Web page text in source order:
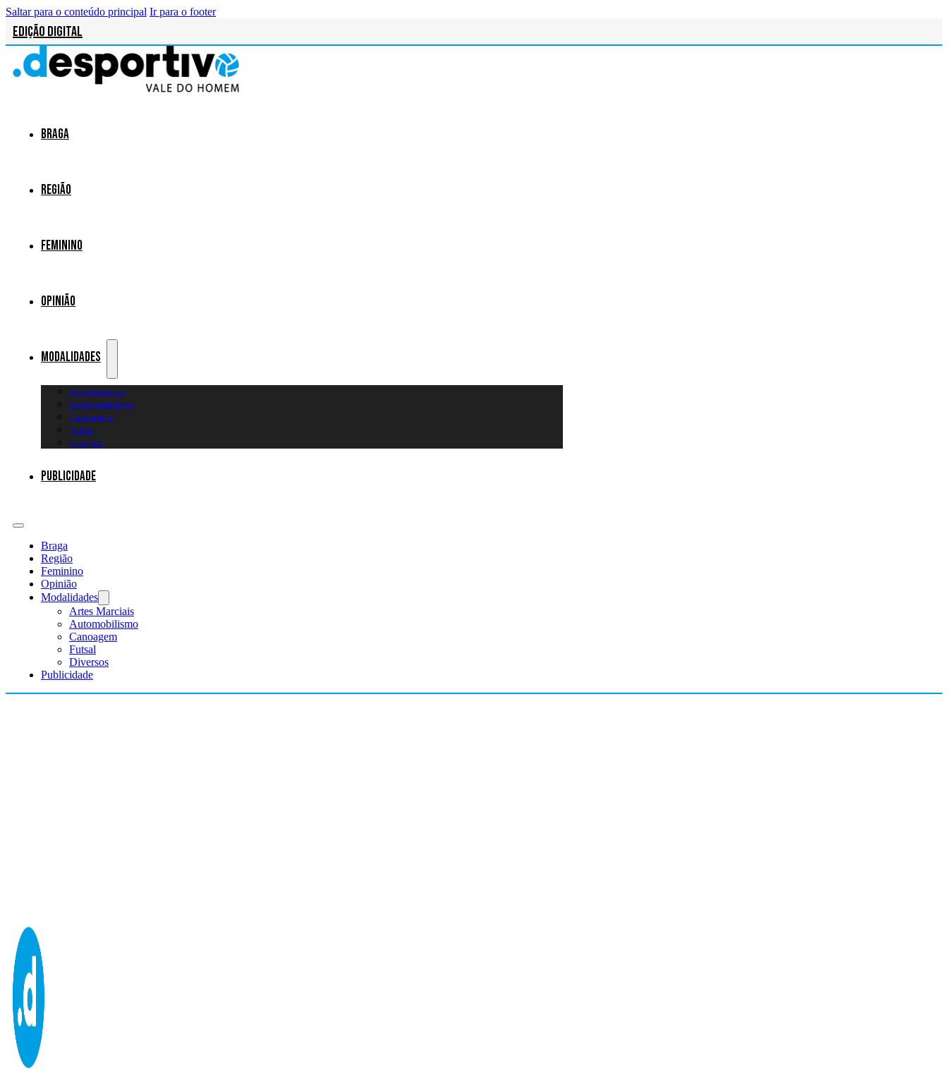
Saltar para o conteúdo principal Ir para o footer
Edição Digital
Braga
Região
Feminino
Opinião
Modalidades
Artes Marciais
Automobilismo
Canoagem
Futsal
Diversos
Publicidade
Braga
Região
Feminino
Opinião
Modalidades
Artes Marciais
Automobilismo
Canoagem
Futsal
Diversos
Publicidade